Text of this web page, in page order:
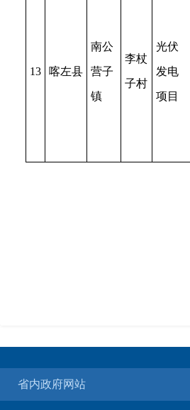
13 喀左县
南公
营子
镇
李杖
子村
光伏
发电
项目
省内政府网站